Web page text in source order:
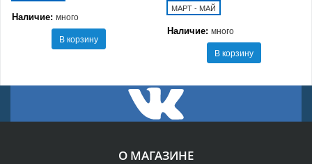
Наличие: много
В корзину
МАРТ - МАЙ
Наличие: много
В корзину
О МАГАЗИНЕ